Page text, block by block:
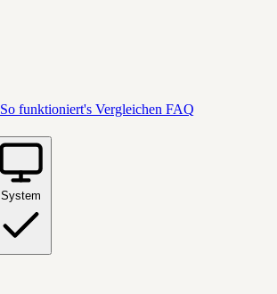
So funktioniert's Vergleichen FAQ
System